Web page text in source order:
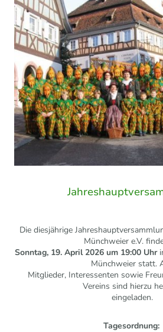
Die diesjährige
Münchweier e.V.
Sonntag, 19. April 2026 um 19:00 Uhr
Münchweier statt.
Mitglieder, Interessenten sowie
Vereins sind hierzu
eingeladen.
Tagesordnung: